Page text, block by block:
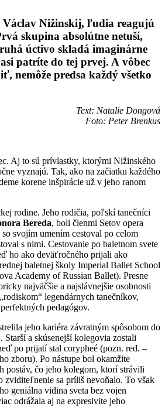
Václav Nižinskij, ľudia reagujú
skupina absolútne netuší,
úctivo skladá imaginárne
patríte do tej prvej. A vôbec
nemôže predsa každý všetko
Text: Natalie Dongová
Foto: Peter Brenkus
Aj to sú prívlastky, ktorými Nižinského
vyznajú. Tak, ako na začiatku každého
korene inšpirácie už v jeho ranom
rodine. Jeho rodičia, poľskí tanečníci
Bereda, boli členmi Setov opera
svojím umením cestoval po celom
s nimi. Cestovanie po baletnom svete
ho ako deväťročného prijali ako
baletnej školy Imperial Ballet School
Academy of Russian Ballet). Presne
najväčšie a najslávnejšie osobnosti
legendárnych tanečníkov,
pedagógov.
jeho kariéra závratným spôsobom do
a skúsenejší kolegovia zostali
po prijatí stal corypheé (pozn. red. –
zboru). Po nástupe bol okamžite
postáv, čo jeho kolegom, ktorí strávili
zviditeľnenie sa príliš nevoňalo. To však
geniálna vidina sveta bez vojen
odrážala aj na expresivite jeho